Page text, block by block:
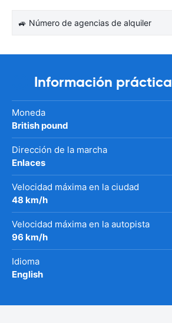
🚙 Número de agencias de alquiler
Información práctica
Moneda
British pound
Dirección de la marcha
Enlaces
Velocidad máxima en la ciudad
48 km/h
Velocidad máxima en la autopista
96 km/h
Idioma
English